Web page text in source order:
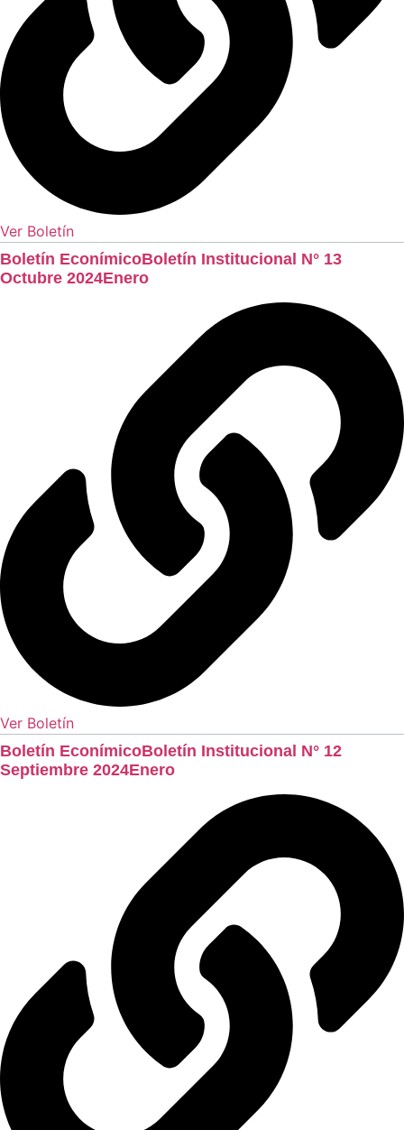
Ver Boletín
Boletín EconímicoBoletín Institucional N° 13
Octubre 2024Enero
Ver Boletín
Boletín EconímicoBoletín Institucional N° 12
Septiembre 2024Enero